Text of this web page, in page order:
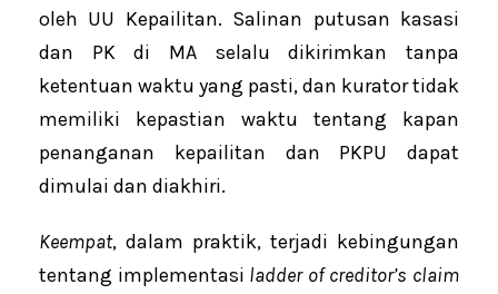
oleh UU Kepailitan. Salinan putusan kasasi
dan PK di MA selalu dikirimkan tanpa
ketentuan waktu yang pasti, dan kurator tidak
memiliki kepastian waktu tentang kapan
penanganan kepailitan dan PKPU dapat
dimulai dan diakhiri.
Keempat, dalam praktik, terjadi kebingungan
tentang implementasi ladder of creditor’s claim